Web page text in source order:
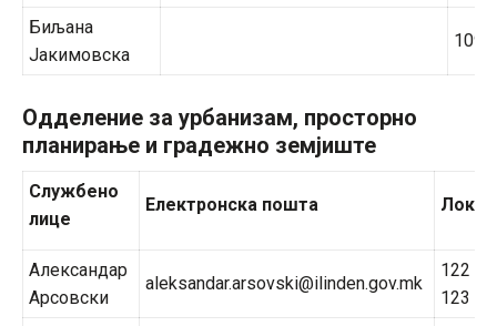
Биљана
Јакимовска
109
Одделение за урбанизам, просторно
планирање и градежно земјиште
Службено
лице
Електронска пошта Локал
Александар
Арсовски
aleksandar.arsovski@ilinden.gov.mk
122
123